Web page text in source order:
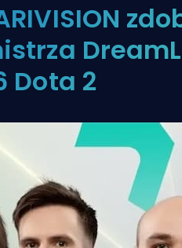
Dota 2